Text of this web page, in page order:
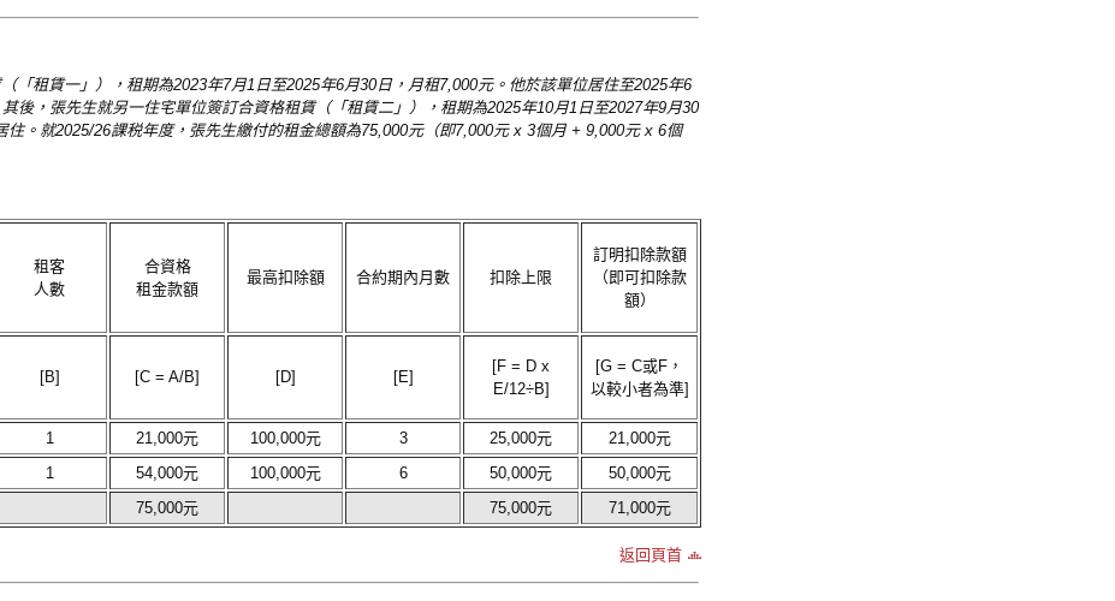
「租賃一」），租期為2023年7月1日至2025年6月30日，月租7,000元。他於該單位居住至2025年6
後，張先生就另一住宅單位簽訂合資格租賃（「租賃二」），租期為2025年10月1日至2027年9月30
住。就2025/26課税年度，張先生繳付的租金總額為75,000元（即7,000元 x 3個月 + 9,000元 x 6個
租客
人數
合資格
租金款額
最高扣除額 合約期內月數 扣除上限
訂明扣除款額
（即可扣除款
額）
[B] [C = A/B] [D] [E]
[F = D x
E/12÷B]
[G = C或F，
以較小者為準]
1 21,000元 100,000元 3 25,000元
21,000元
1 54,000元 100,000元 6 50,000元
50,000元
75,000元 75,000元 71,000元
返回頁首